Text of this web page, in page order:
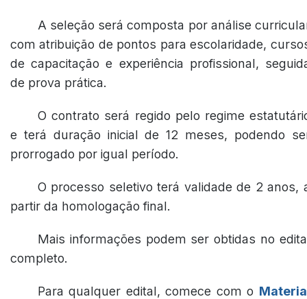
A seleção será composta por análise
com atribuição de pontos para escolaridade,
de capacitação e experiência profissional,
de prova prática.
O contrato será regido pelo regime
e terá duração inicial de 12 meses, podendo
prorrogado por igual período.
O processo seletivo terá validade de 2 anos,
partir da homologação final.
Mais informações podem ser obtidas no
completo.
Para qualquer edital, comece com o